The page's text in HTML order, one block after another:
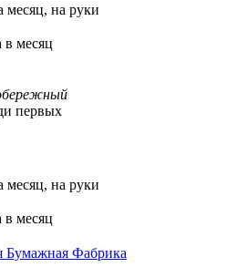
месяц, на руки
месяц
первых
месяц, на руки
месяц
Бумажная Фабрика